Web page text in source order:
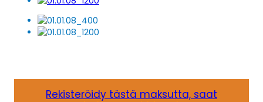
Rekisteröidy tästä maksutta, saat